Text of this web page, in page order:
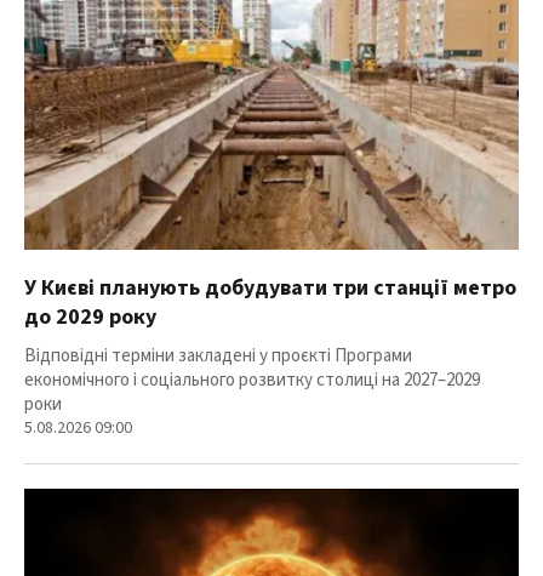
У Києві планують добудувати три станції метро
до 2029 року
Відповідні терміни закладені у проєкті Програми
економічного і соціального розвитку столиці на 2027–2029
роки
5.08.2026 09:00